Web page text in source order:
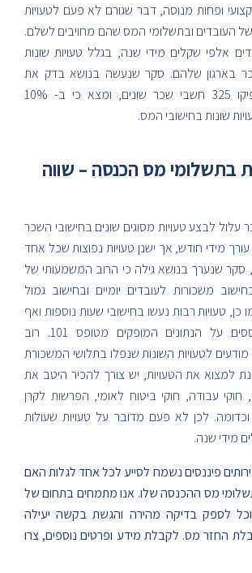
ופחות מנוסה, דבר שגורם לא פעם לטעויות
העובדים ובתשלומי המס שהם מחויבים לשלם.
אלפי שקלים מידי שנה, בגלל טעויות שונות
בארגון שלהם. סקר שנעשה בנושא בדק את
תלושי השכר שהפיקו 325 חשבי שכר שונים, ומצא כי ב- 10%
שונות בחישובי המס.
בתשלומי מס הכנסה – שווה
לבצע טעויות מסוגים שונים בחישובי השכר
מידי חודש, אך ישנן טעויות נפוצות שכל אחד
סקר שנערך בנושא גילה כי הרוב המשמעותי של
משכורות לעובדים יומיים ובחישוב גמול
טעויות רבות נעשו בחישובי שעות נוספות ואף
בחישובים שמתבססים על הנתונים המופקים מטופס 101. רוב
לטעויות השונות שנפלו בתלושי המשכורת
למצוא את הטעויות, יש צורך להכיר היטב את
עבודה, חוקי ביטוח לאומי, הפרשות לקרן
לכן לא פעם מדובר על טעויות שעולות
מידי שנה.
פיננסים נשמח לסייע לכל אחד לגלות האם
מס ההכנסה שלו. אנו מתמחים בתחום של
לספק בדיקה מהירה והגשת בקשה יעילה
החזר מס. לקבלת מידע ופרטים נוספים, צרו